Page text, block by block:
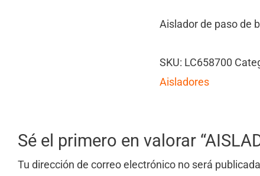
Aislador de paso de
SKU: LC658700
Aisladores
Sé el primero en valorar
Tu dirección de correo electrónico no será